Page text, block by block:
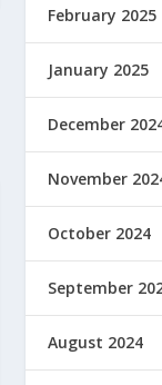
February 2025
January 2025
December
November
October 2024
September
August 2024